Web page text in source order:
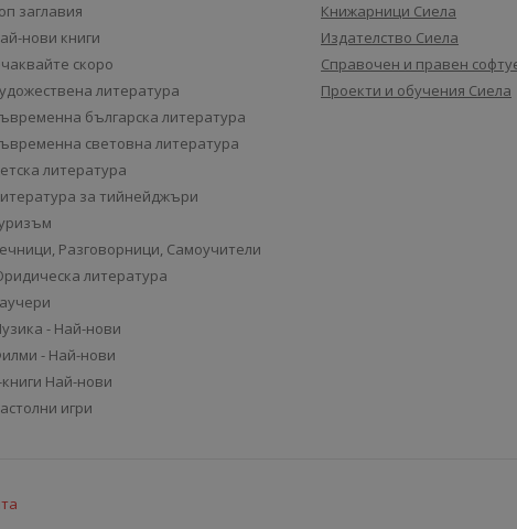
заглавия
нови книги
скоро
литература
българска литература
световна литература
литература
за тийнейджъри
Разговорници, Самоучители
литература
- Най-нови
- Най-нови
книги Най-нови
игри
Книжарници Сиела
Издателство Сиела
Справочен и правен
Проекти и обучения Сиела